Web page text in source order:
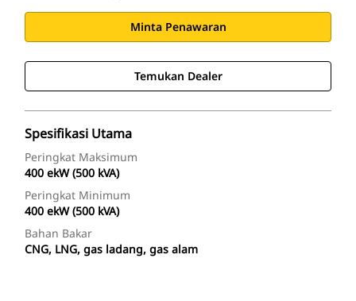
Minta Penawaran
Temukan Dealer
Spesifikasi Utama
Peringkat Maksimum
400 ekW (500 kVA)
Peringkat Minimum
400 ekW (500 kVA)
Bahan Bakar
CNG, LNG, gas ladang, gas alam